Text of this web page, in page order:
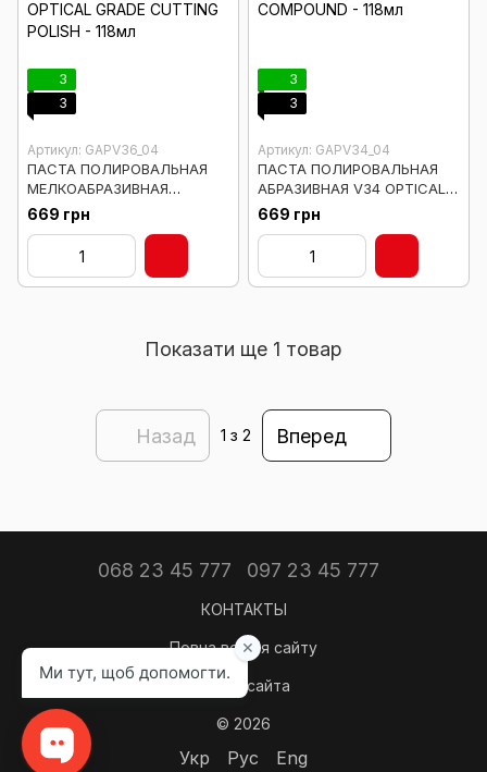
3
3
Артикул: GAPV36_04
ПАСТА ПОЛИРОВАЛЬНАЯ
МЕЛКОАБРАЗИВНАЯ
ПРЕДФИНИШНАЯ V36
OPTICAL GRADE CUTTING
POLISH - 118мл
669 грн
3
3
Артикул: GAPV34_04
ПАСТА ПОЛИРОВАЛЬНАЯ
АБРАЗИВНАЯ V34 OPTICAL
GRADE EXTREME COMPOUND
- 118мл
669 грн
Показати ще 1 товар
Назад 1 з 2 Вперед
068 23 45 777 097 23 45 777
КОНТАКТЫ
Повна версія сайту
Карта сайта
© 2026
Укр Рус Eng